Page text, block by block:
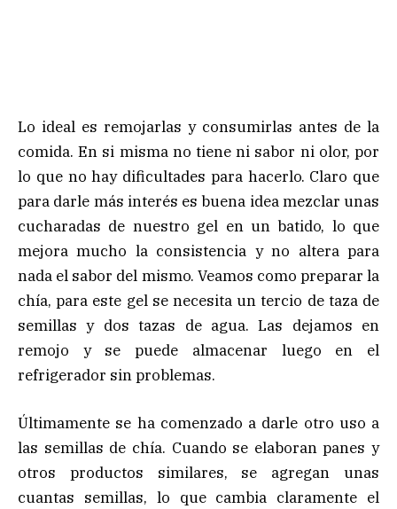
Lo ideal es remojarlas y consumirlas antes de la
comida. En si misma no tiene ni sabor ni olor, por
lo que no hay dificultades para hacerlo. Claro que
para darle más interés es buena idea mezclar unas
cucharadas de nuestro gel en un batido, lo que
mejora mucho la consistencia y no altera para
nada el sabor del mismo. Veamos como preparar la
chía, para este gel se necesita un tercio de taza de
semillas y dos tazas de agua. Las dejamos en
remojo y se puede almacenar luego en el
refrigerador sin problemas.
Últimamente se ha comenzado a darle otro uso a
las semillas de chía. Cuando se elaboran panes y
otros productos similares, se agregan unas
cuantas semillas, lo que cambia claramente el